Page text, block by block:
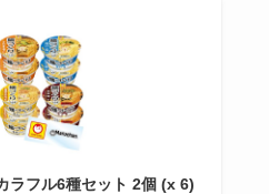
ラフル6種セット 2個 (x 6)